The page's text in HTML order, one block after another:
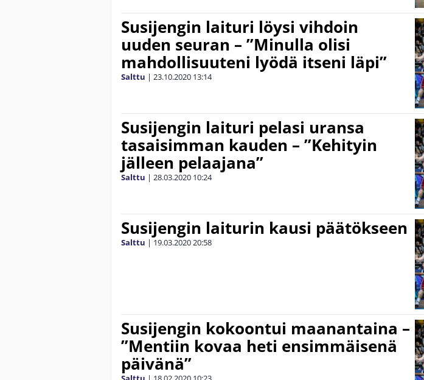
Susijengin laituri löysi vihdoin
uuden seuran – ”Minulla olisi
mahdollisuuteni lyödä itseni läpi”
Salttu | 23.10.2020 13:14
Susijengin laituri pelasi uransa
tasaisimman kauden – ”Kehityin
jälleen pelaajana”
Salttu | 28.03.2020 10:24
Susijengin laiturin kausi päätökseen
Salttu | 19.03.202020:58
Susijengin kokoontui maanantaina –
”Mentiin kovaa heti ensimmäisenä
päivänä”